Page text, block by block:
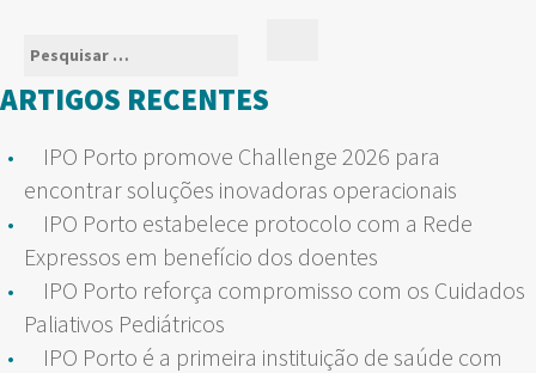
Pesquisar
por:
ARTIGOS RECENTES
IPO Porto promove Challenge 2026 para
encontrar soluções inovadoras operacionais
IPO Porto estabelece protocolo com a Rede
Expressos em benefício dos doentes
IPO Porto reforça compromisso com os Cuidados
Paliativos Pediátricos
IPO Porto é a primeira instituição de saúde com